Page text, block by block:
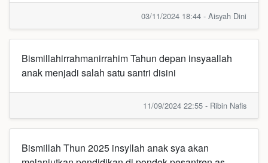
03/11/2024 18:44 - Aisyah Dini
Bismillahirrahmanirrahim Tahun depan insyaallah
anak menjadi salah satu santri disini
11/09/2024 22:55 - Ribin Nafis
Bismillah Thun 2025 insyllah anak sya akan